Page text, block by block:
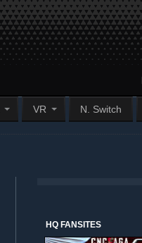
VR N. Switch
HQ FANSITES